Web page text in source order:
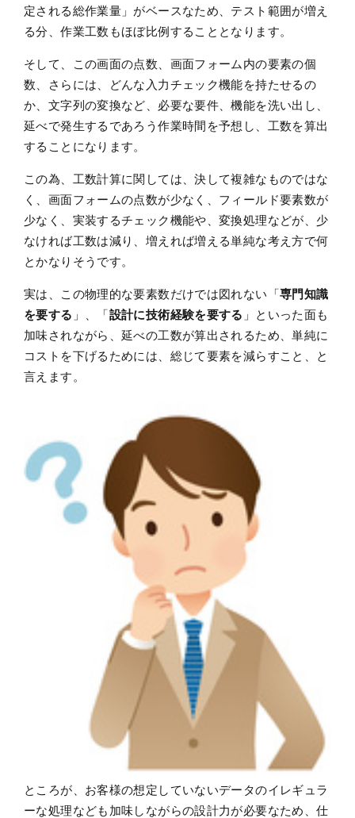
定される総作業量」がベースなため、テスト範囲が増え
る分、作業工数もほぼ比例することとなります。
そして、この画面の点数、画面フォーム内の要素の個
数、さらには、どんな入力チェック機能を持たせるの
か、文字列の変換など、必要な要件、機能を洗い出し、
延べで発生するであろう作業時間を予想し、工数を算出
することになります。
この為、工数計算に関しては、決して複雑なものではな
く、画面フォームの点数が少なく、フィールド要素数が
少なく、実装するチェック機能や、変換処理などが、少
なければ工数は減り、増えれば増える単純な考え方で何
とかなりそうです。
実は、この物理的な要素数だけでは図れない「専門知識
を要する 」、「設計に技術経験を要する 」といった面も
加味されながら、延べの工数が算出されるため、単純に
コストを下げるためには、総じて要素を減らすこと、と
言えます。
ところが、お客様の想定していないデータのイレギュラ
ーな処理なども加味しながらの設計力が必要なため、仕